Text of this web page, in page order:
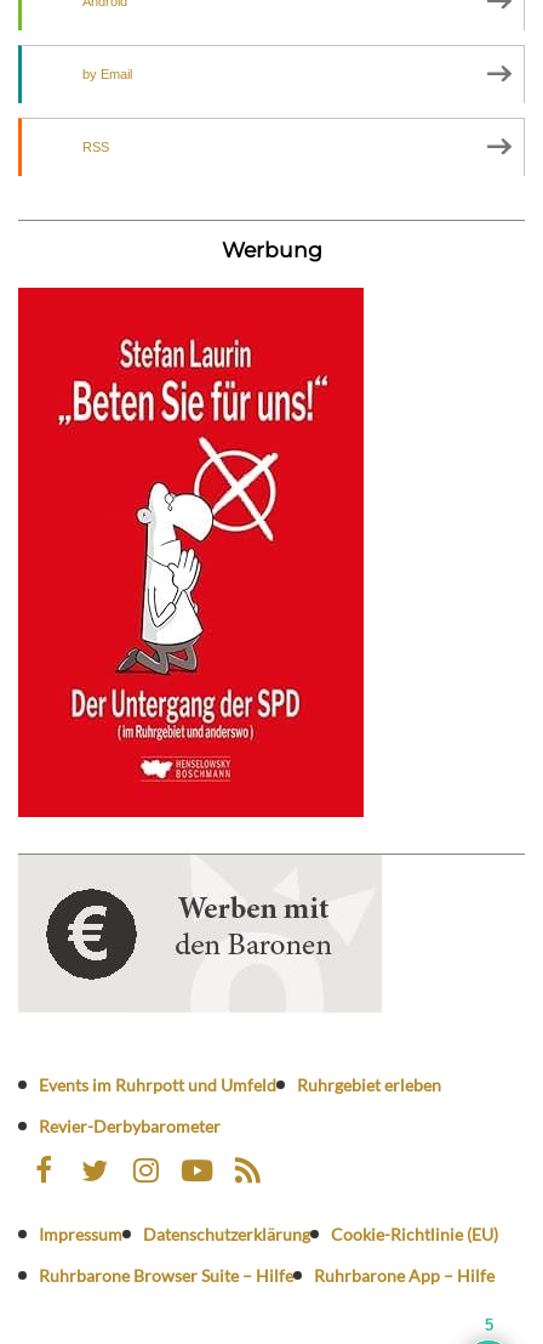
by Email
RSS
Werbung
Events im Ruhrpott und Umfeld
Ruhrgebiet erleben
Revier-Derbybarometer
Impressum Datenschutzerklärung
Cookie-Richtlinie (EU)
Ruhrbarone Browser Suite – Hilfe
Ruhrbarone App – Hilfe
5